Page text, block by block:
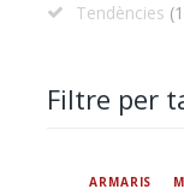
Tendències
Filtre per
ARMARIS